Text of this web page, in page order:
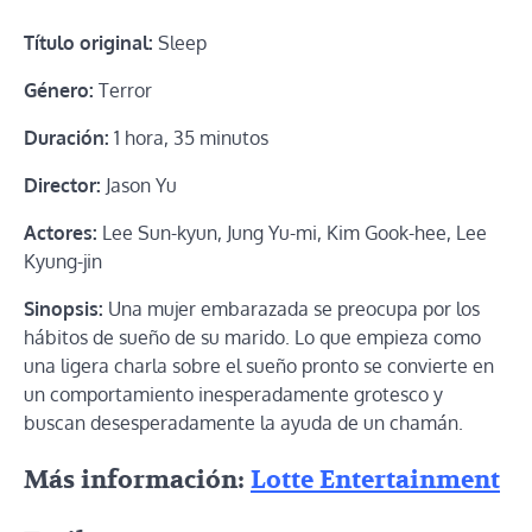
Título original: Sleep
Género: Terror
Duración: 1 hora, 35 minutos
Director: Jason Yu
Actores: Lee Sun-kyun, Jung Yu-mi, Kim Gook-hee, Lee
Kyung-jin
Sinopsis: Una mujer embarazada se preocupa por los
hábitos de sueño de su marido. Lo que empieza como
una ligera charla sobre el sueño pronto se convierte en
un comportamiento inesperadamente grotesco y
buscan desesperadamente la ayuda de un chamán.
Más información: Lotte Entertainment